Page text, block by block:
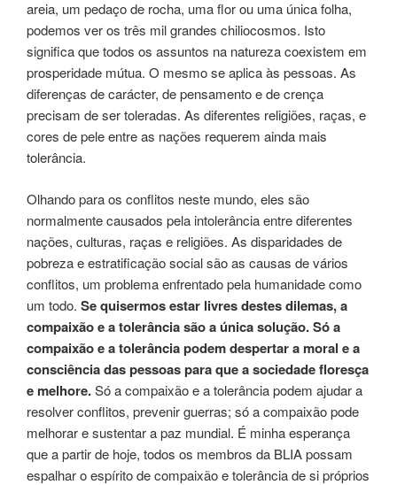
areia, um pedaço de rocha, uma flor ou uma única folha,
podemos ver os três mil grandes chiliocosmos. Isto
significa que todos os assuntos na natureza coexistem em
prosperidade mútua. O mesmo se aplica às pessoas. As
diferenças de carácter, de pensamento e de crença
precisam de ser toleradas. As diferentes religiões, raças, e
cores de pele entre as nações requerem ainda mais
tolerância.
Olhando para os conflitos neste mundo, eles são
normalmente causados pela intolerância entre diferentes
nações, culturas, raças e religiões. As disparidades de
pobreza e estratificação social são as causas de vários
conflitos, um problema enfrentado pela humanidade como
um todo. Se quisermos estar livres destes dilemas, a
compaixão e a tolerância são a única solução.Só a
compaixão e a tolerância podem despertar a moral e a
consciência das pessoas para que a sociedade floresça
e melhore.Só a compaixão e a tolerância podem ajudar a
resolver conflitos, prevenir guerras; só a compaixão pode
melhorar e sustentar a paz mundial. É minha esperança
que a partir de hoje, todos os membros da BLIA possam
espalhar o espírito de compaixão e tolerância de si próprios